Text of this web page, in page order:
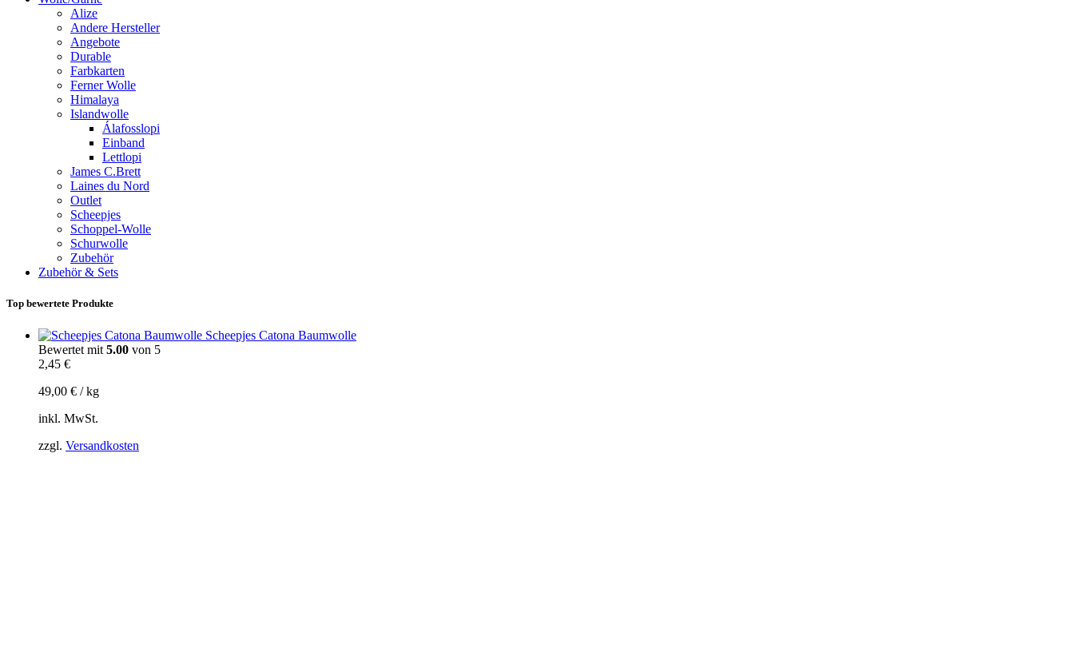
Alize
Andere Hersteller
Angebote
Durable
Farbkarten
Ferner Wolle
Himalaya
Islandwolle
Álafosslopi
Einband
Lettlopi
James C.Brett
Laines du Nord
Outlet
Scheepjes
Schoppel-Wolle
Schurwolle
Zubehör
Zubehör & Sets
Top bewertete Produkte
Scheepjes Catona Baumwolle
Bewertet mit 5.00 von 5
2,45 €
49,00 € /kg
inkl. MwSt.
zzgl. Versandkosten